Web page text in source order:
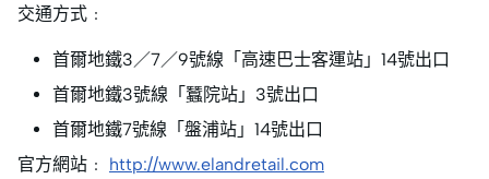
交通方式﹕
首爾地鐵3／7／9號線「高速巴士客運站」14號出口
首爾地鐵3號線「蠶院站」3號出口
首爾地鐵7號線「盤浦站」14號出口
官方網站﹕ http://www.elandretail.com